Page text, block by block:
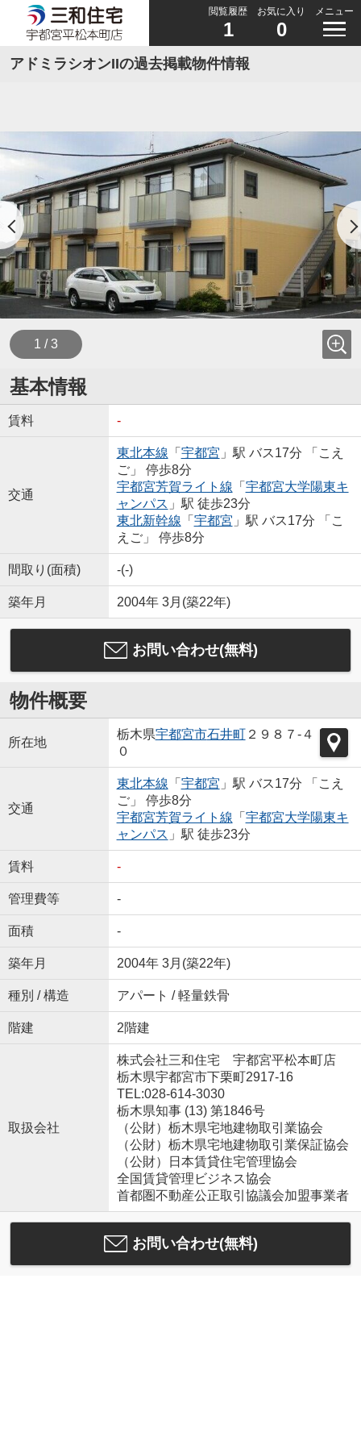
閲覧履歴
1
お気に入り
0
メニュー
アドミラシオンIIの過去掲載物件情報
1 / 3
基本情報
賃料 -
交通
東北本線 「 宇都宮 」駅 バス17分 「こえ
ご」 停歩8分
宇都宮芳賀ライト線 「 宇都宮大学陽東キ
ャンパス 」駅 徒歩23分
東北新幹線 「 宇都宮 」駅 バス17分 「こ
えご」 停歩8分
間取り(面積) -(-)
築年月 2004年 3月(築22年)
お問い合わせ(無料)
物件概要
所在地
栃木県宇都宮市石井町２９８７-４
０
交通
東北本線 「 宇都宮 」駅 バス17分 「こえ
ご」 停歩8分
宇都宮芳賀ライト線 「 宇都宮大学陽東キ
ャンパス 」駅 徒歩23分
賃料 -
管理費等 -
面積 -
築年月 2004年 3月(築22年)
種別 / 構造 アパート / 軽量鉄骨
階建 2階建
取扱会社
株式会社三和住宅 宇都宮平松本町店
栃木県宇都宮市下栗町2917-16
TEL:028-614-3030
栃木県知事 (13) 第1846号
（公財）栃木県宅地建物取引業協会
（公財）栃木県宅地建物取引業保証協会
（公財）日本賃貸住宅管理協会
全国賃貸管理ビジネス協会
首都圏不動産公正取引協議会加盟事業者
お問い合わせ(無料)